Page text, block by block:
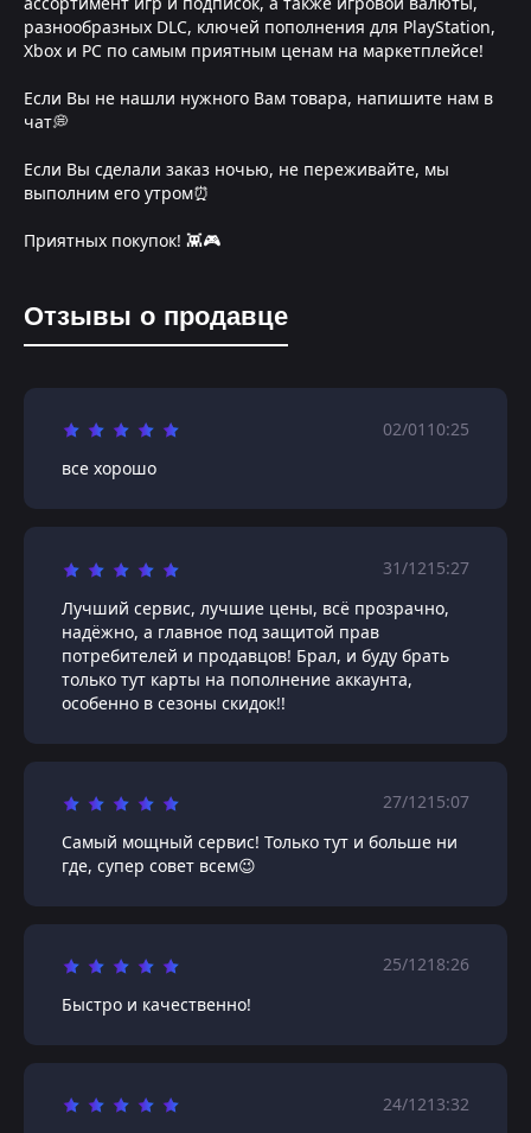
разнообразных DLC, ключей пополнения для PlayStation,
Xbox и PC по самым приятным ценам на маркетплейсе!
Если Вы не нашли нужного Вам товара, напишите нам в
чат💭
Если Вы сделали заказ ночью, не переживайте, мы
выполним его утром⏰
Приятных покупок! 👾🎮
Отзывы о продавце
02/01 10:25
все хорошо
31/1215:27
Лучший сервис, лучшие цены, всё прозрачно,
надёжно, а главное под защитой прав
потребителей и продавцов! Брал, и буду брать
только тут карты на пополнение аккаунта,
особенно в сезоны скидок!!
27/1215:07
Самый мощный сервис! Только тут и больше ни
где, супер совет всем😉
25/1218:26
Быстро и качественно!
24/1213:32